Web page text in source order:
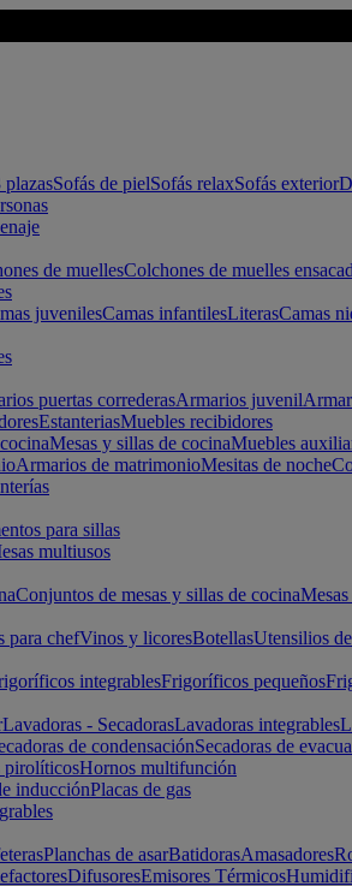
plazasSofás de pielSofás relaxSofás exterior
de muellesColchones de muelles
juvenilesCamas infantilesLiterasCamas
puertas correderasArmarios juvenil
EstanteriasMuebles recibidores
Mesas y sillas de cocinaMuebles
Armarios de matrimonioMesitas de noche
para sillas
multiusos
Conjuntos de mesas y sillas de cocina
para chefVinos y licoresBotellasUtensilios
integrablesFrigoríficos pequeños
Lavadoras - SecadorasLavadoras integrables
de condensaciónSecadoras de
pirolíticosHornos multifunción
inducciónPlacas de gas
Planchas de asarBatidorasAmasadores
DifusoresEmisores Térmicos